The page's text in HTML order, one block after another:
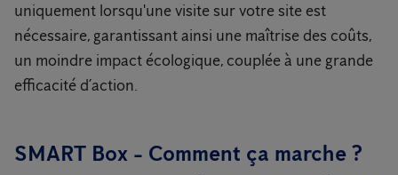
uniquement lorsqu'une visite sur votre site est
nécessaire, garantissant ainsi une maîtrise des coûts,
un moindre impact écologique, couplée à une grande
efficacité d’action.
SMART Box - Comment ça marche ?